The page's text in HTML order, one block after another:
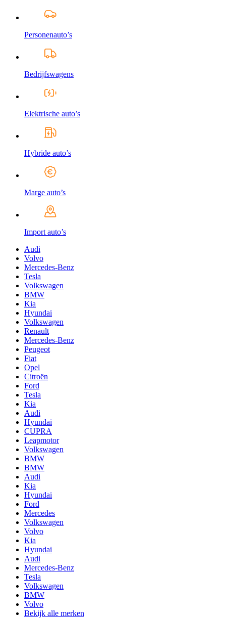
Personenauto’s
Bedrijfswagens
Elektrische auto’s
Hybride auto’s
Marge auto’s
Import auto’s
Audi
Volvo
Mercedes-Benz
Tesla
Volkswagen
BMW
Kia
Hyundai
Volkswagen
Renault
Mercedes-Benz
Peugeot
Fiat
Opel
Citroën
Ford
Tesla
Kia
Audi
Hyundai
CUPRA
Leapmotor
Volkswagen
BMW
BMW
Audi
Kia
Hyundai
Ford
Mercedes
Volkswagen
Volvo
Kia
Hyundai
Audi
Mercedes-Benz
Tesla
Volkswagen
BMW
Volvo
Bekijk alle merken